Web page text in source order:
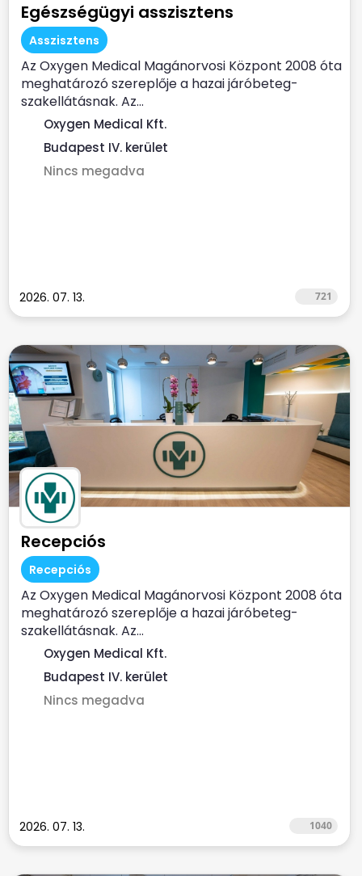
Egészségügyi asszisztens
Asszisztens
Az Oxygen Medical Magánorvosi Központ 2008 óta
meghatározó szereplője a hazai járóbeteg-
szakellátásnak. Az...
Oxygen Medical Kft.
Budapest IV. kerület
Nincs megadva
2026. 07. 13. 721
Recepciós
Recepciós
Az Oxygen Medical Magánorvosi Központ 2008 óta
meghatározó szereplője a hazai járóbeteg-
szakellátásnak. Az...
Oxygen Medical Kft.
Budapest IV. kerület
Nincs megadva
2026. 07. 13. 1040